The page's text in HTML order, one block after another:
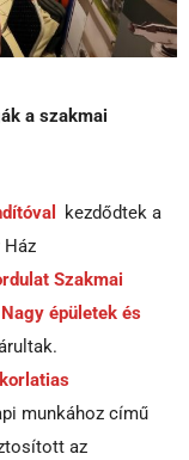
a szakmai
kezdődtek a
Ház
Szakmai
Nagy épületek és
munkához című
az